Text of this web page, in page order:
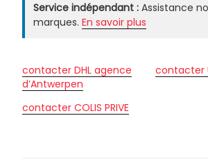
Service indépendant : Assistance
marques. En savoir plus
contacter DHL agence
d’Antwerpen
contacter
contacter COLIS PRIVE